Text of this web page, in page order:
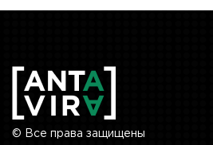
© Все права защищены